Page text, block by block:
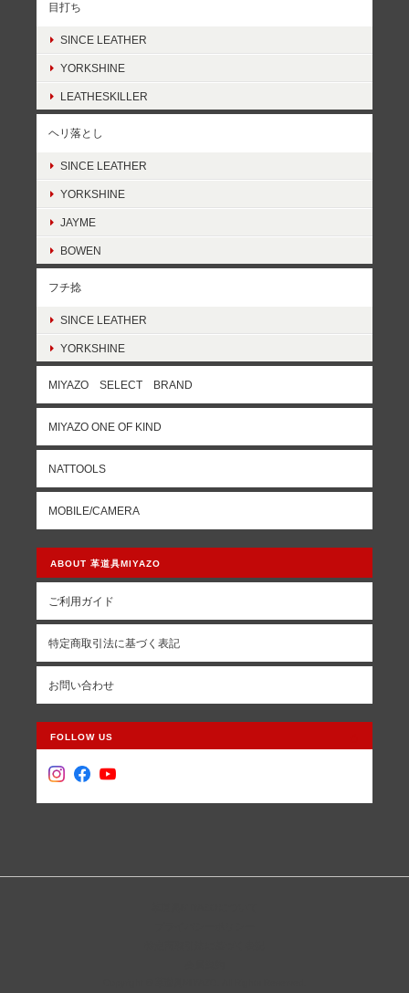
目打ち
SINCE LEATHER
YORKSHINE
LEATHESKILLER
ヘリ落とし
SINCE LEATHER
YORKSHINE
JAYME
BOWEN
フチ捻
SINCE LEATHER
YORKSHINE
MIYAZO SELECT BRAND
MIYAZO ONE OF KIND
NATTOOLS
MOBILE/CAMERA
ABOUT 革道具MIYAZO
ご利用ガイド
特定商取引法に基づく表記
お問い合わせ
FOLLOW US